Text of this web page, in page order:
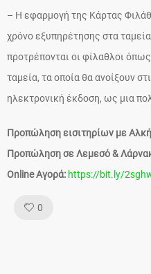
– Η εφαρμογή της Κάρτας
χρόνο εξυπηρέτησης στα
προτρέπονται οι φίλαθλοι
ταμεία, τα οποία θα ανοίξουν
ηλεκτρονική έκδοση, ως μια
Προπώληση εισιτηρίων με
Προπώληση σε Λεμεσό &
Online Αγορά: https://bit.ly/
0